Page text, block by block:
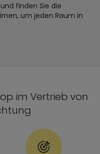
finden Sie die
um jeden Raum in
im Vertrieb von